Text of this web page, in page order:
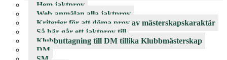
Hem jaktprov
Web-anmälan alla jaktprov
Kriterier för att döma prov av mästerskapskaraktär
Så här går ett jaktprov till
Klubbuttagning till DM tillika Klubbmästerskap
DM